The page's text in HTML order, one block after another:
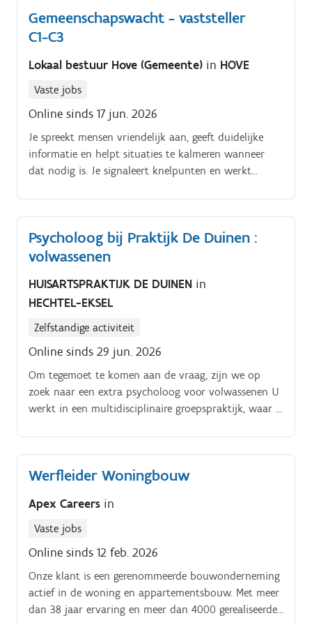
hoofdverantwoordelijke beheer je het magazijn van
wisselstukken, uitrusting en machines en volg je de
aanvraag tot levering. Ook wanneer je vandaag goed
zit, kan deze functie interessant zijn als je meer
klantencontact zoekt.
Gemeenschapswacht - vaststeller
C1-C3
Lokaal bestuur Hove (Gemeente) in HOVE
Vaste jobs
Online sinds 17 jun. 2026
Je spreekt mensen vriendelijk aan, geeft duidelijke
informatie en helpt situaties te kalmeren wanneer
dat nodig is. Je signaleert knelpunten en werkt
diensten om de leefbaarheid in de gemeente te
versterken Daarnaast hou je toezicht op de naleving
van het politiereglement en voer je controles uit op
verschillende locaties en tijdens evenementen.
Psycholoog bij Praktijk De Duinen :
volwassenen
HUISARTSPRAKTIJK DE DUINEN in
HECHTEL-EKSEL
Zelfstandige activiteit
Online sinds 29 jun. 2026
Om tegemoet te komen aan de vraag, zijn we op
zoek naar een extra psycholoog voor volwassenen U
werkt in een multidisciplinaire groepspraktijk, waar u
uzelf, biedt ons inziens meerwaarde voor alle partijen
Cliënten bieden zich aan met diverse klachten en
via online boekingen in uw agenda Je kan zelfstandig
werken maar er is ook overleg mogelijk.
Werfleider Woningbouw
Apex Careers in
Vaste jobs
Online sinds 12 feb. 2026
Onze klant is een gerenommeerde bouwonderneming
actief in de woning en appartementsbouw. Met meer
dan 38 jaar ervaring en meer dan 4000 gerealiseerde